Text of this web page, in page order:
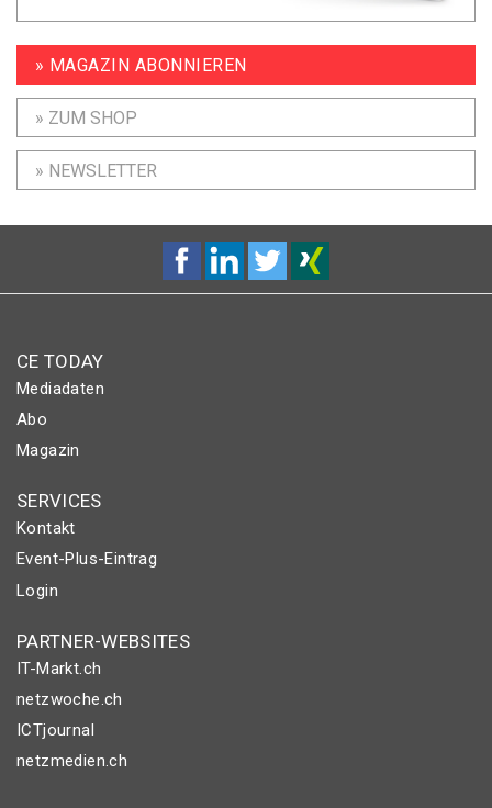
» MAGAZIN ABONNIEREN
» ZUM SHOP
» NEWSLETTER
CE TODAY
Mediadaten
Abo
Magazin
SERVICES
Kontakt
Event-Plus-Eintrag
Login
PARTNER-WEBSITES
IT-Markt.ch
netzwoche.ch
ICTjournal
netzmedien.ch